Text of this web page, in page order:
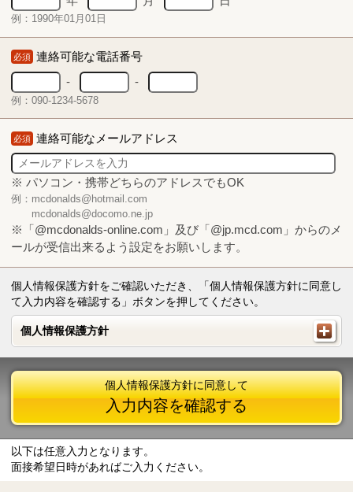
例：1990年01月01日
必須 連絡可能な電話番号
-
-
例：090-1234-5678
必須 連絡可能なメールアドレス
※ パソコン・携帯どちらのアドレスでもOK
例：mcdonalds@hotmail.com
mcdonalds@docomo.ne.jp
※「@mcdonalds-online.com」及び「@jp.mcd.com」からのメ
ールが受信出来るよう設定をお願いします。
個人情報保護方針をご確認いただき、「個人情報保護方針に同意し
て入力内容を確認する」ボタンを押してください。
個人情報保護方針
個人情報保護方針
個人情報保護方針に同意して
入力内容を確認する
以下は任意入力となります。
面接希望日時があればご入力ください。